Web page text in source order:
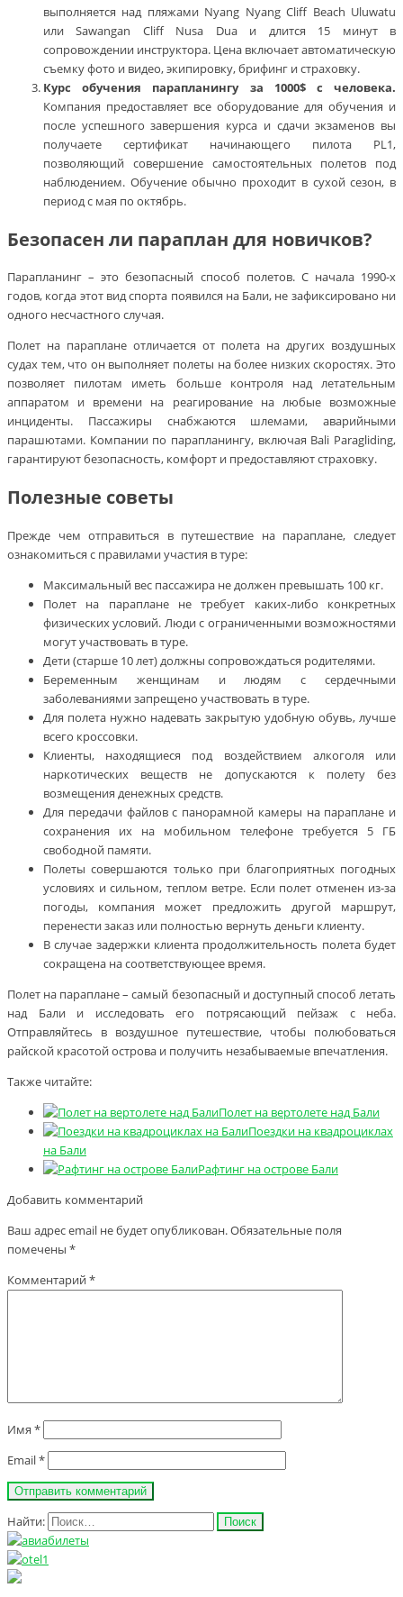
выполняется над пляжами Nyang Nyang Cliff Beach Uluwatu
или Sawangan Cliff Nusa Dua и длится 15 минут в
сопровождении инструктора. Цена включает автоматическую
съемку фото и видео, экипировку, брифинг и страховку.
Курс обучения парапланингу за 1000$ с человека.
Компания предоставляет все оборудование для обучения и
после успешного завершения курса и сдачи экзаменов вы
получаете сертификат начинающего пилота PL1,
позволяющий совершение самостоятельных полетов под
наблюдением. Обучение обычно проходит в сухой сезон, в
период с мая по октябрь.
Безопасен ли параплан для новичков?
Парапланинг – это безопасный способ полетов. С начала 1990-х
годов, когда этот вид спорта появился на Бали, не зафиксировано ни
одного несчастного случая.
Полет на параплане отличается от полета на других воздушных
судах тем, что он выполняет полеты на более низких скоростях. Это
позволяет пилотам иметь больше контроля над летательным
аппаратом и времени на реагирование на любые возможные
инциденты. Пассажиры снабжаются шлемами, аварийными
парашютами. Компании по парапланингу, включая Bali Paragliding,
гарантируют безопасность, комфорт и предоставляют страховку.
Полезные советы
Прежде чем отправиться в путешествие на параплане, следует
ознакомиться с правилами участия в туре:
Максимальный вес пассажира не должен превышать 100 кг.
Полет на параплане не требует каких-либо конкретных
физических условий. Люди с ограниченными возможностями
могут участвовать в туре.
Дети (старше 10 лет) должны сопровождаться родителями.
Беременным женщинам и людям с сердечными
заболеваниями запрещено участвовать в туре.
Для полета нужно надевать закрытую удобную обувь, лучше
всего кроссовки.
Клиенты, находящиеся под воздействием алкоголя или
наркотических веществ не допускаются к полету без
возмещения денежных средств.
Для передачи файлов с панорамной камеры на параплане и
сохранения их на мобильном телефоне требуется 5 ГБ
свободной памяти.
Полеты совершаются только при благоприятных погодных
условиях и сильном, теплом ветре. Если полет отменен из-за
погоды, компания может предложить другой маршрут,
перенести заказ или полностью вернуть деньги клиенту.
В случае задержки клиента продолжительность полета будет
сокращена на соответствующее время.
Полет на параплане – самый безопасный и доступный способ летать
над Бали и исследовать его потрясающий пейзаж с неба.
Отправляйтесь в воздушное путешествие, чтобы полюбоваться
райской красотой острова и получить незабываемые впечатления.
Также читайте:
Полет на вертолете над Бали
Поездки на квадроциклах
на Бали
Рафтинг на острове Бали
Добавить комментарий
Ваш адрес email не будет опубликован.Обязательные поля
помечены *
Комментарий*
Имя *
Email*
Найти: